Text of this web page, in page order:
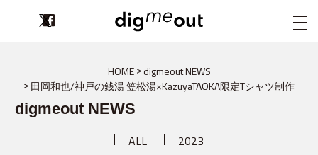
digmeout
HOME
digmeout NEWS
田岡和也/神戸の銭湯 笠松湯×KazuyaTAOKA限定Tシャツ制作
digmeout NEWS
ALL 2023